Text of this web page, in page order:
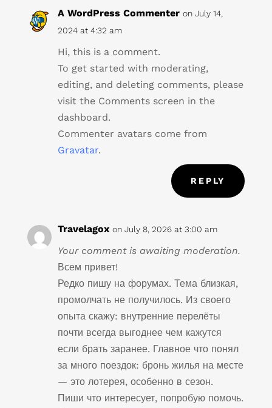
A WordPress Commenter on July 14,
2024 at 4:32 am
Hi, this is a comment.
To get started with moderating,
editing, and deleting comments, please
visit the Comments screen in the
dashboard.
Commenter avatars come from
Gravatar.
REPLY
Travelagox on July 8, 2026 at 3:00 am
Your comment is awaiting moderation.
Всем привет!
Редко пишу на форумах. Тема близкая,
промолчать не получилось. Из своего
опыта скажу: внутренние перелёты
почти всегда выгоднее чем кажутся
если брать заранее. Главное что понял
за много поездок: бронь жилья на месте
— это лотерея, особенно в сезон.
Пиши что интересует, попробую помочь.